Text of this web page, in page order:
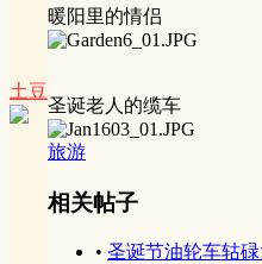
土豆
暖阳里的情侣
圣诞老人的缆车
旅游
相关帖子
• 圣诞节油轮车轱